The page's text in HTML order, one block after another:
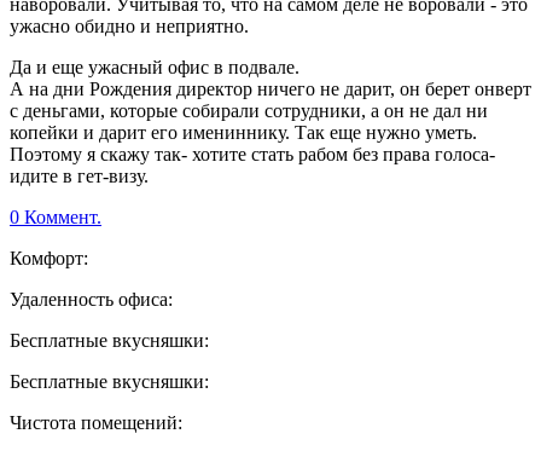
наворовали. Учитывая то, что на самом деле не воровали - это
ужасно обидно и неприятно.
Да и еще ужасный офис в подвале.
А на дни Рождения директор ничего не дарит, он берет онверт
с деньгами, которые собирали сотрудники, а он не дал ни
копейки и дарит его имениннику. Так еще нужно уметь.
Поэтому я скажу так- хотите стать рабом без права голоса-
идите в гет-визу.
0 Коммент.
Комфорт:
Удаленность офиса:
Бесплатные вкусняшки:
Бесплатные вкусняшки:
Чистота помещений: